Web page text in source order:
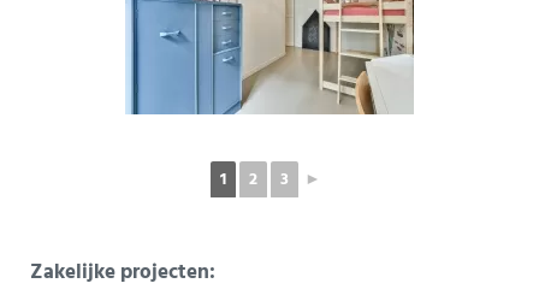
1 2 3 ►
Zakelijke projecten: